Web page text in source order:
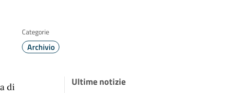
Categorie
Archivio
di
Ultime notizie